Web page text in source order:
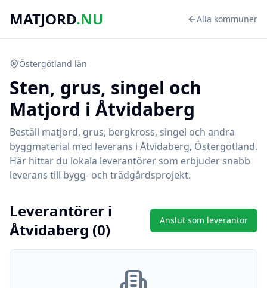
MATJORD.NU Alla kommuner
Östergötland län
Sten, grus, singel och
Matjord i Åtvidaberg
Beställ matjord, grus, bergkross, singel och andra
byggmaterial med leverans i Åtvidaberg, Östergötland.
Här hittar du lokala leverantörer som erbjuder snabb
leverans till bygg- och trädgårdsprojekt.
Leverantörer i
Åtvidaberg (0) Anslut som leverantör